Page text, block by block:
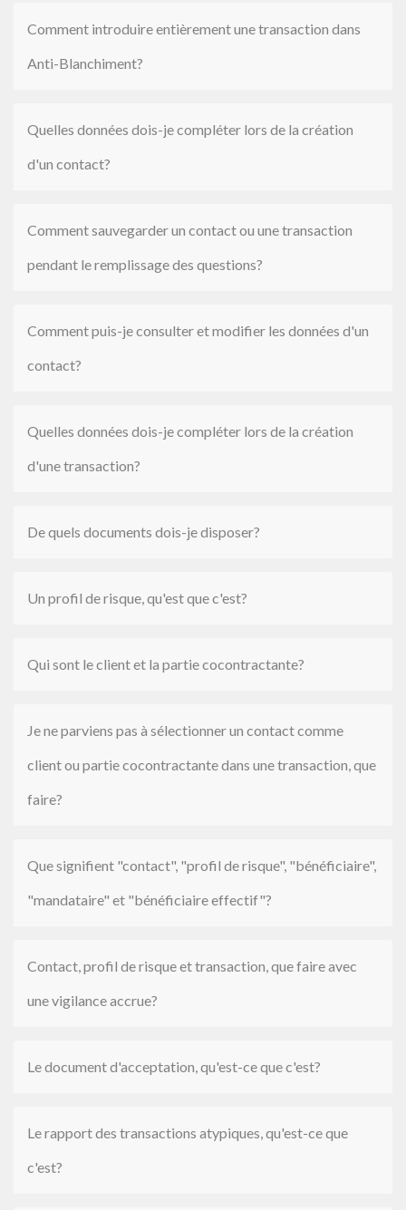
Comment introduire entièrement une transaction dans
Anti-Blanchiment?
Quelles données dois-je compléter lors de la création
d'un contact?
Comment sauvegarder un contact ou une transaction
pendant le remplissage des questions?
Comment puis-je consulter et modifier les données d'un
contact?
Quelles données dois-je compléter lors de la création
d'une transaction?
De quels documents dois-je disposer?
Un profil de risque, qu'est que c'est?
Qui sont le client et la partie cocontractante?
Je ne parviens pas à sélectionner un contact comme
client ou partie cocontractante dans une transaction, que
faire?
Que signifient "contact", "profil de risque", "bénéficiaire",
"mandataire" et "bénéficiaire effectif"?
Contact, profil de risque et transaction, que faire avec
une vigilance accrue?
Le document d'acceptation, qu'est-ce que c'est?
Le rapport des transactions atypiques, qu'est-ce que
c'est?